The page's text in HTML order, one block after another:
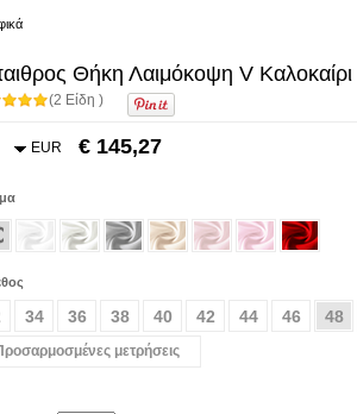
Θήκη Λαιμόκοψη V
(2 Είδη )
EUR € 145,27
34 36 38 40 42 44 46 48
μετρήσεις